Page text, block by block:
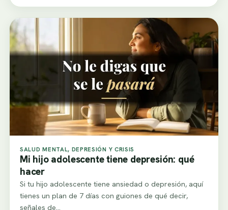
SALUD MENTAL, DEPRESIÓN Y CRISIS
Mi hijo adolescente tiene depresión: qué
hacer
Si tu hijo adolescente tiene ansiedad o depresión, aquí
tienes un plan de 7 días con guiones de qué decir,
señales de…